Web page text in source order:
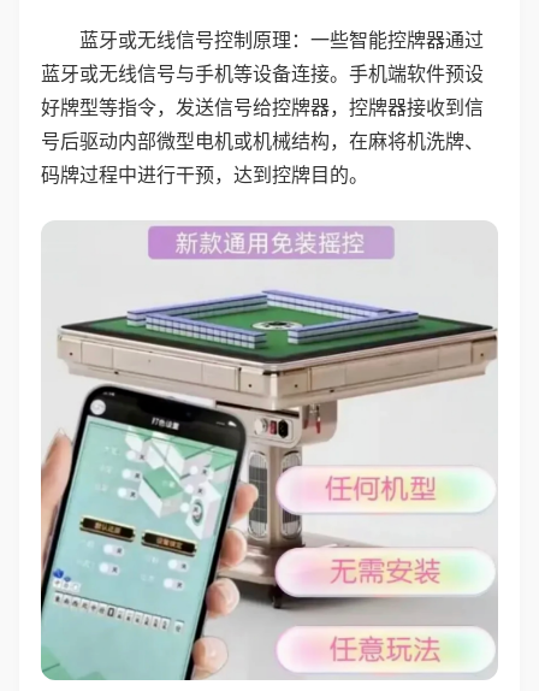
蓝牙或无线信号控制原理：一些智能控牌器通过
蓝牙或无线信号与手机等设备连接。手机端软件预设
好牌型等指令，发送信号给控牌器，控牌器接收到信
号后驱动内部微型电机或机械结构，在麻将机洗牌、
码牌过程中进行干预，达到控牌目的。